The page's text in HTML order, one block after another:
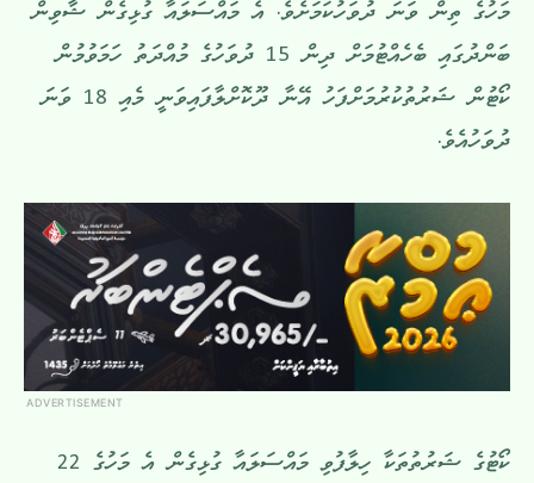
މަހުގެ ތިން ވަނަ ދުވަހުކަމަށެވެ. އެ މައްސަލައާ ގުޅިގެން ޝާވިން
ބަންދުގައި ބެހެއްޓުމަށް ދިން 15 ދުވަހުގެ މުއްދަތު ހަމަވުމުން
ކޯޓުން ޝަރުތުކުރުމަށްފަހު އޭނާ ދޫކޮށްލާފައިވަނީ މެއި 18 ވަނަ
ދުވަހުއެވެ.
ADVERTISEMENT
ކޯޓުގެ ޝަރުތުތަކާ ހިލާފުވި މައްސަލައާ ގުޅިގެން އެ މަހުގެ 22